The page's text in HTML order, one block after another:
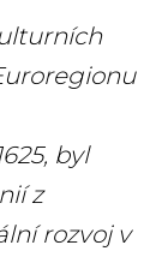
byl
z
rozvoj v